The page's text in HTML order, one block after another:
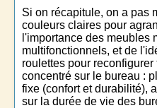
Si on récapitule, on a pas
couleurs claires pour
l'importance des meubles
multifonctionnels, et de
roulettes pour
concentré sur le bureau :
fixe (confort et durabilité),
sur la durée de vie des